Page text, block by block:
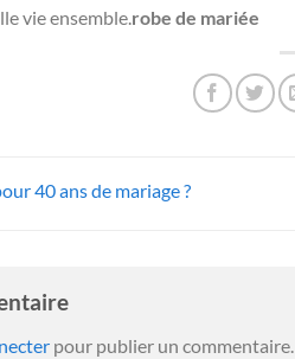
vie ensemble.robe de mariée
40 ans de mariage ?
pour publier un commentaire.